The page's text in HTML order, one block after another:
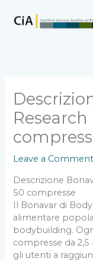
Leave a Comment
Descrizione
50 compresse
Il Bonavar di
alimentare
bodybuilding.
compresse da
gli utenti a